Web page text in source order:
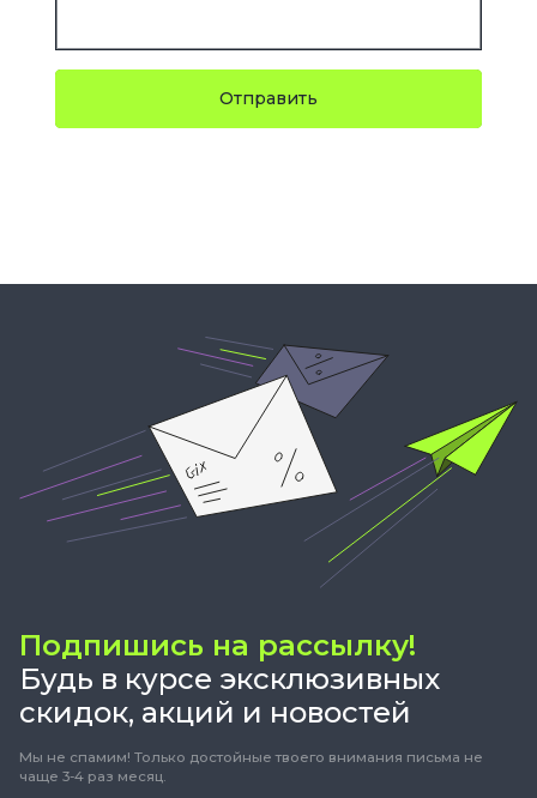
Отправить
Подпишись на рассылку!
Будь в курсе эксклюзивных
скидок, акций и новостей
Мы не спамим! Только достойные твоего внимания письма не
чаще 3-4 раз месяц.